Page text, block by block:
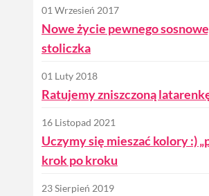
01 Wrzesień 2017
Nowe życie pewnego
stoliczka
01 Luty 2018
Ratujemy zniszczoną
16 Listopad 2021
Uczymy się mieszać kolory :)
krok po kroku
23 Sierpień 2019